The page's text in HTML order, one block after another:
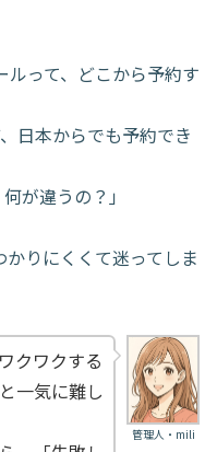
ルって、どこから予約す
日本からでも予約でき
が違うの？」
りにくくて迷ってしま
管理人・mili
クワクする
一気に難し